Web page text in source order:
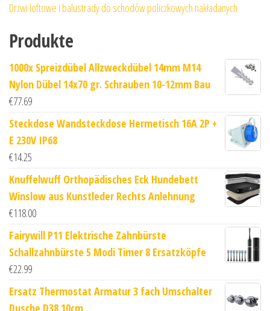
Drzwi loftowe i balustrady do schodów policzkowych nakładanych
Produkte
1000x Spreizdübel Allzweckdübel 14mm M14
Nylon Dübel 14x70 gr. Schrauben 10-12mm Bau
€77.69
Steckdose Wandsteckdose Hermetisch 16A 2P +
E 230V IP68
€14.25
Knuffelwuff Orthopädisches Eck Hundebett
Winslow aus Kunstleder Rechts Anlehnung
€118.00
Fairywill P11 Elektrische Zahnbürste
Schallzahnbürste 5 Modi Timer 8 Ersatzköpfe
€22.99
Ersatz Thermostat Armatur 3 fach Umschalter